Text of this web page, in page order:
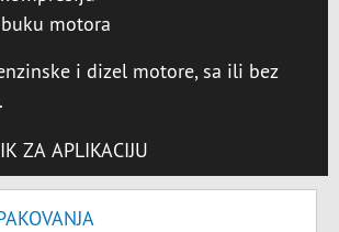
motora
i dizel motore, sa ili bez
ZA APLIKACIJU